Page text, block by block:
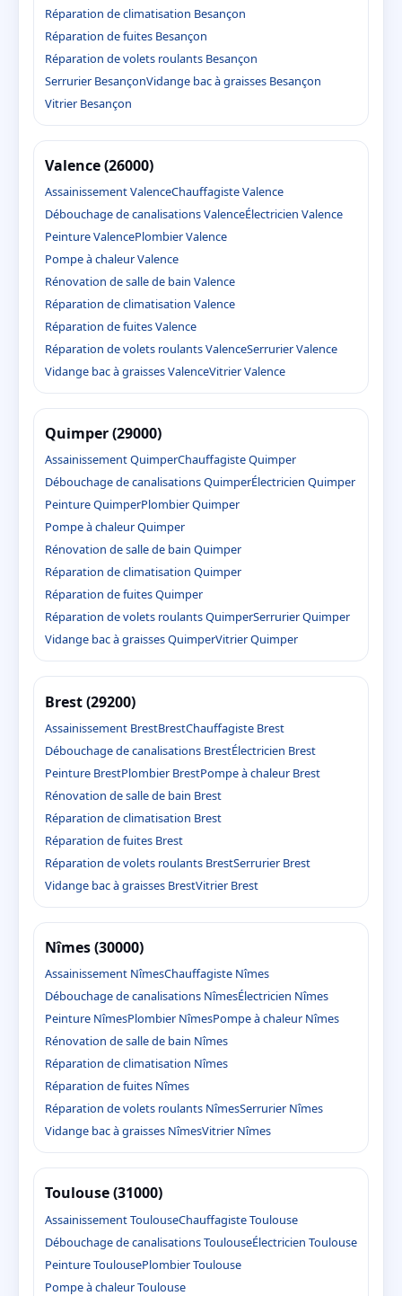
Réparation de climatisation Besançon
Réparation de fuites Besançon
Réparation de volets roulants Besançon
Serrurier BesançonVidange bac à graisses Besançon
Vitrier Besançon
Valence (26000)
Assainissement ValenceChauffagiste Valence
Débouchage de canalisations ValenceÉlectricien Valence
Peinture ValencePlombier Valence
Pompe à chaleur Valence
Rénovation de salle de bain Valence
Réparation de climatisation Valence
Réparation de fuites Valence
Réparation de volets roulants ValenceSerrurier Valence
Vidange bac à graisses ValenceVitrier Valence
Quimper (29000)
Assainissement QuimperChauffagiste Quimper
Débouchage de canalisations QuimperÉlectricien Quimper
Peinture QuimperPlombier Quimper
Pompe à chaleur Quimper
Rénovation de salle de bain Quimper
Réparation de climatisation Quimper
Réparation de fuites Quimper
Réparation de volets roulants QuimperSerrurier Quimper
Vidange bac à graisses QuimperVitrier Quimper
Brest (29200)
Assainissement BrestBrestChauffagiste Brest
Débouchage de canalisations BrestÉlectricien Brest
Peinture BrestPlombier BrestPompe à chaleur Brest
Rénovation de salle de bain Brest
Réparation de climatisation Brest
Réparation de fuites Brest
Réparation de volets roulants BrestSerrurier Brest
Vidange bac à graisses BrestVitrier Brest
Nîmes (30000)
Assainissement NîmesChauffagiste Nîmes
Débouchage de canalisations NîmesÉlectricien Nîmes
Peinture NîmesPlombier NîmesPompe à chaleur Nîmes
Rénovation de salle de bain Nîmes
Réparation de climatisation Nîmes
Réparation de fuites Nîmes
Réparation de volets roulants NîmesSerrurier Nîmes
Vidange bac à graisses NîmesVitrier Nîmes
Toulouse (31000)
Assainissement ToulouseChauffagiste Toulouse
Débouchage de canalisations ToulouseÉlectricien Toulouse
Peinture ToulousePlombier Toulouse
Pompe à chaleur Toulouse